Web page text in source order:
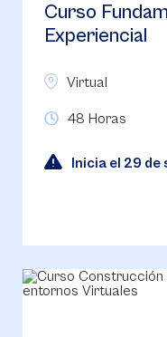
Curso
Experiencial
Virtual
48 Horas
Inicia el 29